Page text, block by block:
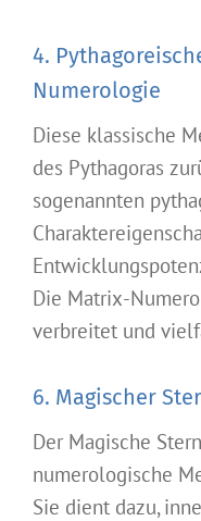
4.
Numerologie
Diese klassische
des Pythagoras
sogenannten
Die Matrix-
verbreitet und
6. Magischer
Der Magische
numerologische
Sie dient dazu,